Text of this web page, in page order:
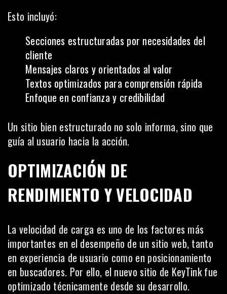
Esto incluyó:
Secciones estructuradas por necesidades del
cliente
Mensajes claros y orientados al valor
Textos optimizados para comprensión rápida
Enfoque en confianza y credibilidad
Un sitio bien estructurado no solo informa, sino que
guía al usuario hacia la acción.
OPTIMIZACIÓN DE
RENDIMIENTO Y VELOCIDAD
La velocidad de carga es uno de los factores más
importantes en el desempeño de un sitio web, tanto
en experiencia de usuario como en posicionamiento
en buscadores. Por ello, el nuevo sitio de KeyTink fue
optimizado técnicamente desde su desarrollo.